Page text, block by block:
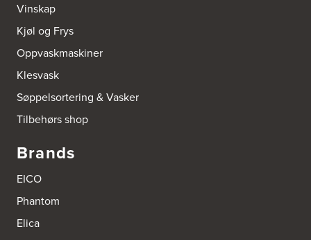
Bokhylle-Spesialisten AS
Industrigata 17
3414 Lierstranda
Tel.:90878233
Boligleverandøren Karmøy AS
4296 Åkrehamn
Bonaparte Interiør AS
Borgenveien 66
373 Oslo
Vinskap
Kjøl og Frys
Oppvaskmaskiner
Klesvask
Søppelsortering & Vasker
Tilbehørs shop
Brands
EICO
Phantom
Elica